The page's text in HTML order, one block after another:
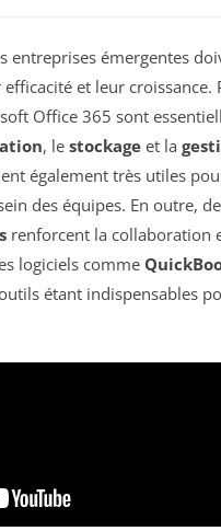
entreprises émergentes
et leur croissance.
Office 365 sont
, le stockage et la
également très utiles
des équipes. En outre,
renforcent la collaboration
logiciels comme
étant indispensables